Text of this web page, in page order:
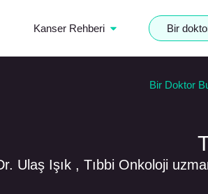
Kanser Rehberi
Bir Doktor
Ulaş Işık , Tıbbi Onkoloji